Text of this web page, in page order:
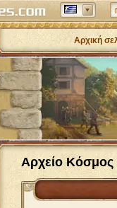
Αρχική
Αρχείο Κόσμος